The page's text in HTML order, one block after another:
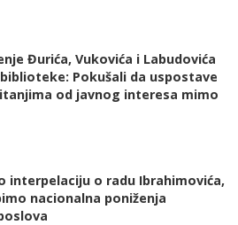
Đurića, Vukovića i Labudovića
Pokušali da uspostave
od javnog interesa mimo
interpelaciju o radu Ibrahimovića,
nacionalna poniženja